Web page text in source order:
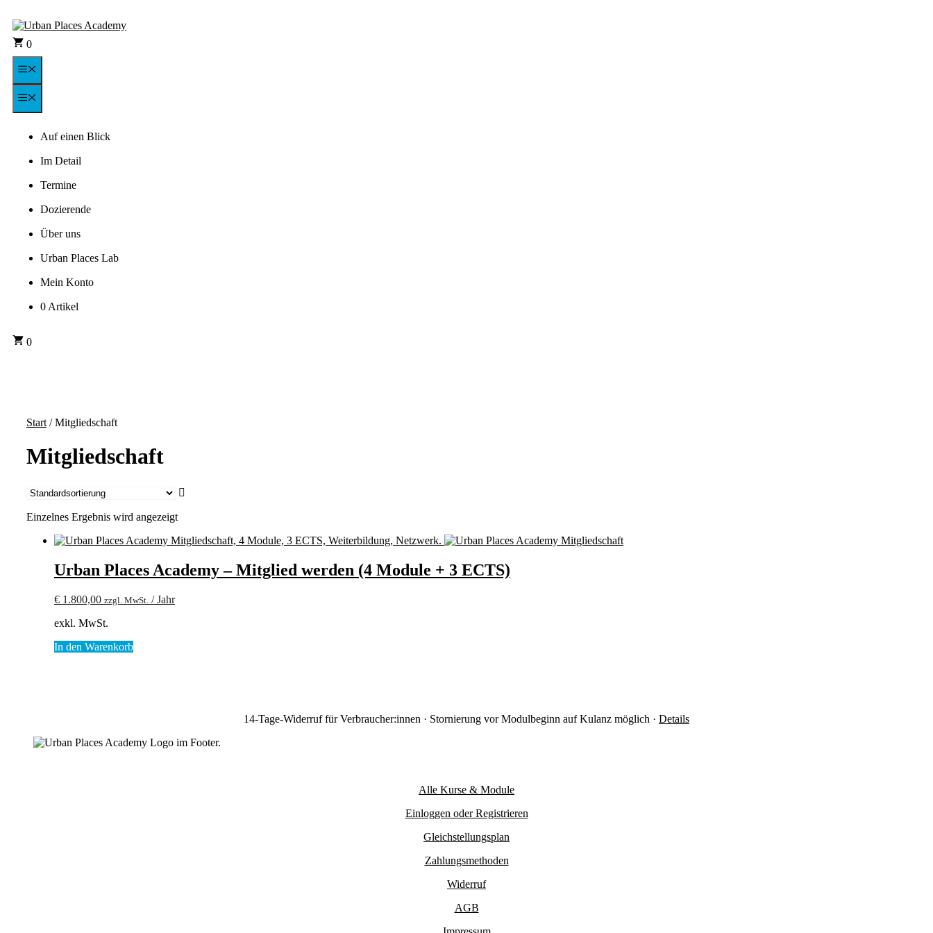
Inhalt
springen
0
Menü
Menü
Auf einen Blick
Im Detail
Termine
Dozierende
Über uns
Urban Places Lab
Mein Konto
0 Artikel
0
Start / Mitgliedschaft
Mitgliedschaft
Einzelnes Ergebnis wird angezeigt
Urban Places Academy – Mitglied werden (4 Module + 3 ECTS)
€ 1.800,00 zzgl. MwSt. / Jahr
exkl. MwSt.
In den Warenkorb
14-Tage-Widerruf für Verbraucher:innen · Stornierung vor Modulbeginn auf Kulanz möglich · Details
Alle Kurse & Module
Einloggen oder Registrieren
Gleichstellungsplan
Zahlungsmethoden
Widerruf
AGB